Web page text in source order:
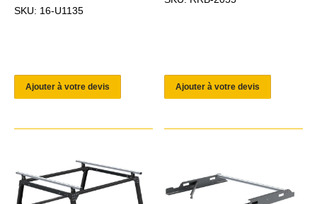
SKU: 16-U1135
Ajouter à votre devis Ajouter à votre devis